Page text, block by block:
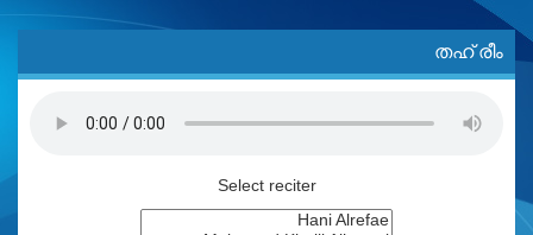
തഹ് രീം
Select reciter